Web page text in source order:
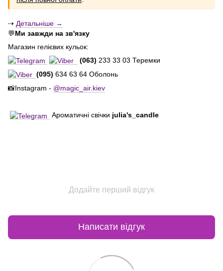
⇢ Детальніше →
💬Ми завжди на зв'язку
Магазин гелієвих кульок:
(063) 233 33 03 Теремки
(095) 634 63 64 Оболонь
📸Instagram - @magic_air.kiev
Ароматичні свічки julia's_candle
Додайте перший відгук
Написати відгук